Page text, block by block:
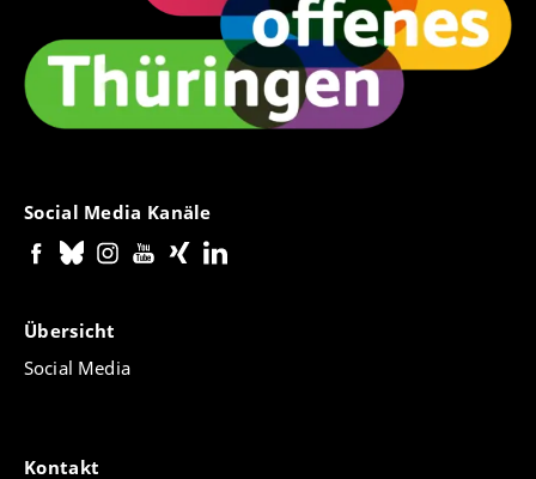
Social Media Kanäle
Übersicht
Social Media
Kontakt